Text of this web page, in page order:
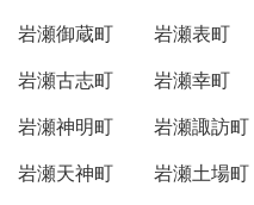
岩瀬御蔵町
岩瀬表町
岩瀬古志町
岩瀬幸町
岩瀬神明町
岩瀬諏訪町
岩瀬天神町
岩瀬土場町